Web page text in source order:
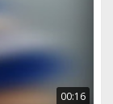
00:16